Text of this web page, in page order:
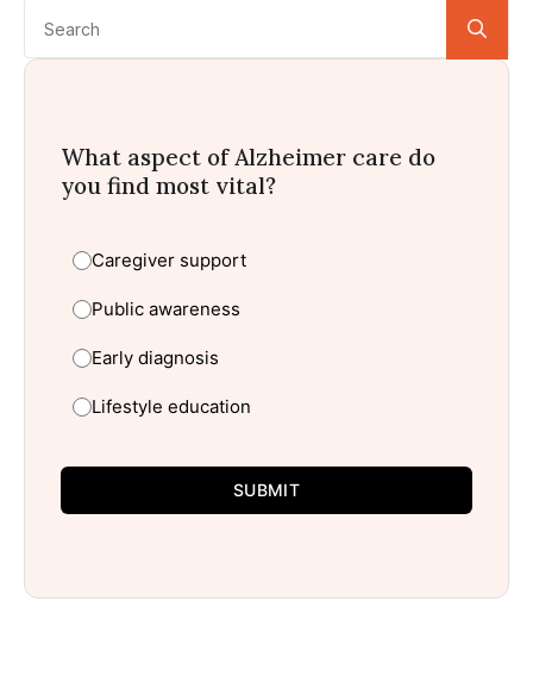
What aspect of Alzheimer care do
you find most vital?
Caregiver support
Public awareness
Early diagnosis
Lifestyle education
SUBMIT